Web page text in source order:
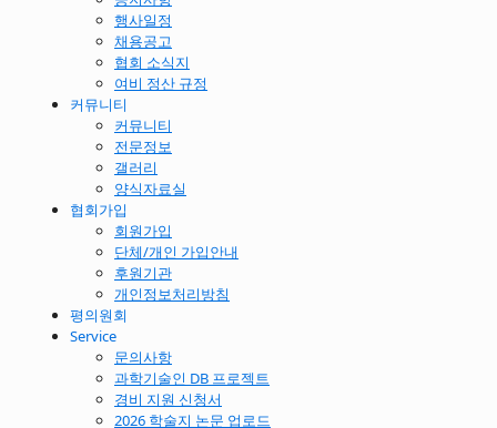
행사일정
채용공고
협회 소식지
여비 정산 규정
커뮤니티
커뮤니티
전문정보
갤러리
양식자료실
협회가입
회원가입
단체/개인 가입안내
후원기관
개인정보처리방침
평의원회
Service
문의사항
과학기술인 DB 프로젝트
경비 지원 신청서
2026 학술지 논문 업로드